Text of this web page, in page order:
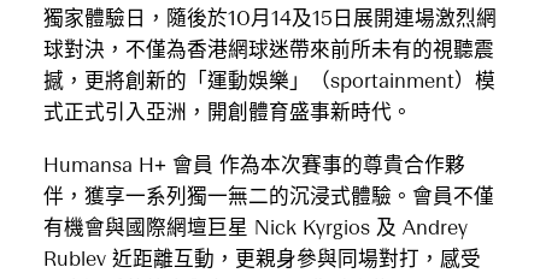
獨家體驗日，隨後於10月14及15日展開連場激烈網
球對決，不僅為香港網球迷帶來前所未有的視聽震
撼，更將創新的「運動娛樂」（sportainment）模
式正式引入亞洲，開創體育盛事新時代。
Humansa H+ 會員 作為本次賽事的尊貴合作夥
伴，獲享一系列獨一無二的沉浸式體驗。會員不僅
有機會與國際網壇巨星 Nick Kyrgios 及 Andrey
Rublev 近距離互動，更親身參與同場對打，感受